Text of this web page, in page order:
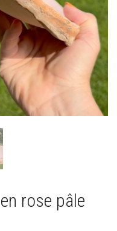
rose pâle